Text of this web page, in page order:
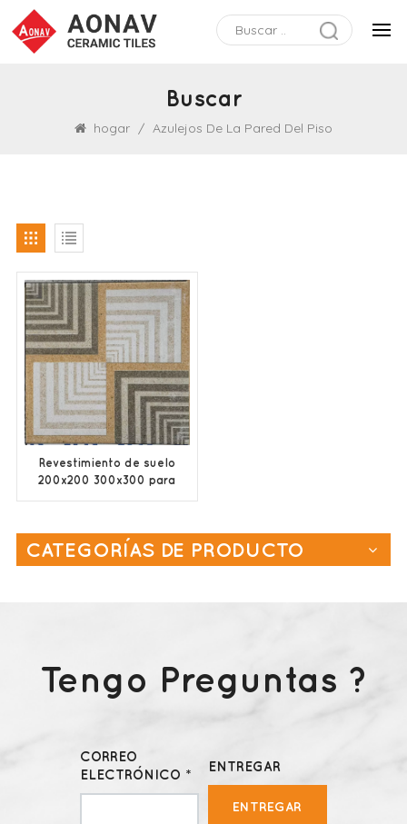
Buscar
hogar / Azulejos De La Pared Del Piso
Revestimiento de suelo
200x200 300x300 para
CATEGORÍAS DE PRODUCTO
Tengo Preguntas ?
CORREO
ELECTRÓNICO *
ENTREGAR
ENTREGAR